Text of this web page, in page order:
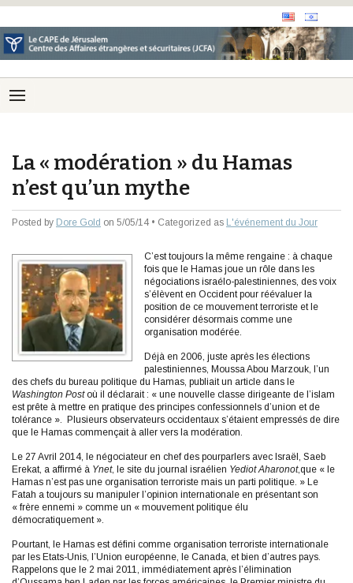
La « modération » du Hamas
n’est qu’un mythe
Posted by Dore Gold on 5/05/14 • Categorized as L'événement du Jour
C’est toujours la même rengaine : à chaque
fois que le Hamas joue un rôle dans les
négociations israélo-palestiniennes, des voix
s’élèvent en Occident pour réévaluer la
position de ce mouvement terroriste et le
considérer désormais comme une
organisation modérée.
Déjà en 2006, juste après les élections
palestiniennes, Moussa Abou Marzouk, l’un
des chefs du bureau politique du Hamas, publiait un article dans le
Washington Postoù il déclarait : « une nouvelle classe dirigeante de l’islam
est prête à mettre en pratique des principes confessionnels d’union et de
tolérance ». Plusieurs observateurs occidentaux s’étaient empressés de dire
que le Hamas commençait à aller vers la modération.
Le 27 Avril 2014, le négociateur en chef des pourparlers avec Israël, Saeb
Erekat, a affirmé à Ynet, le site du journal israélien Yediot Aharonot,que « le
Hamas n’est pas une organisation terroriste mais un parti politique. » Le
Fatah a toujours su manipuler l’opinion internationale en présentant son
« frère ennemi » comme un « mouvement politique élu
démocratiquement ».
Pourtant, le Hamas est défini comme organisation terroriste internationale
par les Etats-Unis, l’Union européenne, le Canada, et bien d’autres pays.
Rappelons que le 2 mai 2011, immédiatement après l’élimination